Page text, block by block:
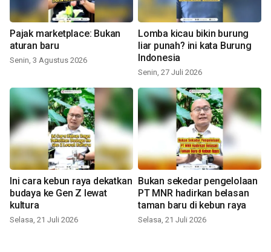
Pajak marketplace: Bukan
aturan baru
Senin, 3 Agustus 2026
Lomba kicau bikin burung
liar punah? ini kata Burung
Indonesia
Senin, 27 Juli 2026
Ini cara kebun raya dekatkan
budaya ke Gen Z lewat
kultura
Selasa, 21 Juli 2026
Bukan sekedar pengelolaan
PT MNR hadirkan belasan
taman baru di kebun raya
Selasa, 21 Juli 2026